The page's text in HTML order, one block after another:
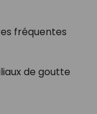
fréquentes
de goutte